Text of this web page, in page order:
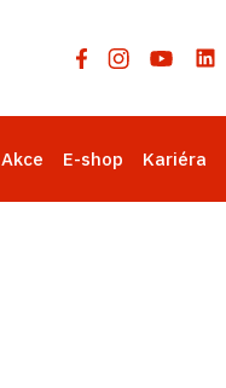
Akce E-shop Kariéra